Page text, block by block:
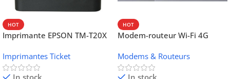
HOT
Imprimante EPSON TM-T20X
Ethernet
Imprimantes Ticket
In stock
HOT
Modem-routeur Wi-Fi 4G
Modems & Routeurs
In stock